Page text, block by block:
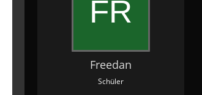
Freedan
Schüler